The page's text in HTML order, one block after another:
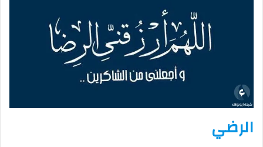
الرضي